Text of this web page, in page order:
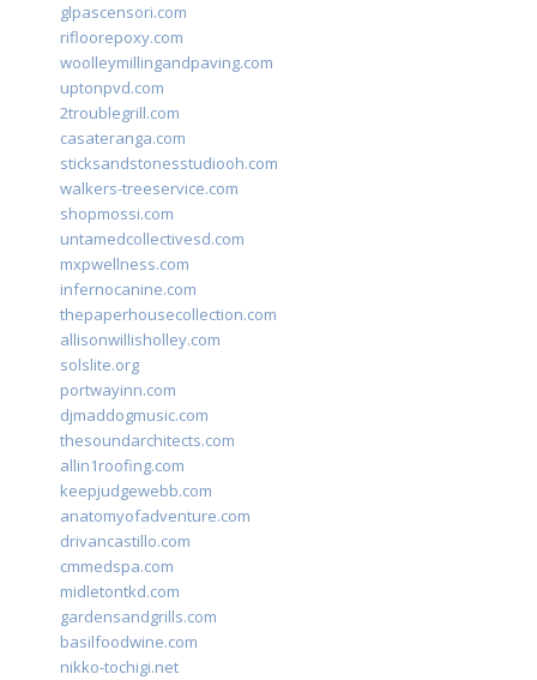
glpascensori.com
rifloorepoxy.com
woolleymillingandpaving.com
uptonpvd.com
2troublegrill.com
casateranga.com
sticksandstonesstudiooh.com
walkers-treeservice.com
shopmossi.com
untamedcollectivesd.com
mxpwellness.com
infernocanine.com
thepaperhousecollection.com
allisonwillisholley.com
solslite.org
portwayinn.com
djmaddogmusic.com
thesoundarchitects.com
allin1roofing.com
keepjudgewebb.com
anatomyofadventure.com
drivancastillo.com
cmmedspa.com
midletontkd.com
gardensandgrills.com
basilfoodwine.com
nikko-tochigi.net